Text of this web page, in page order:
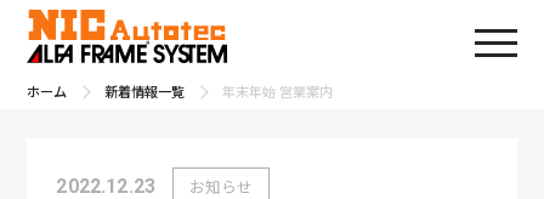
ホーム 新着情報一覧 年末年始 営業案内
2022.12.23 お知らせ